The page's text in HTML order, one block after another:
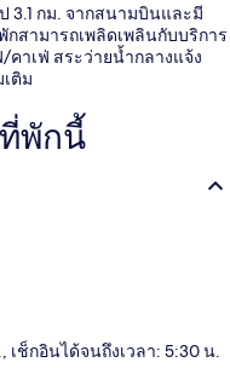
3.1 กม. จากสนามบินและมี
สามารถเพลิดเพลินกับบริการ
าเฟ่ สระว่ายน้ำกลางแจ้ง
ติม
พักนี้
เช็กอินได้จนถึงเวลา: 5:30 น.